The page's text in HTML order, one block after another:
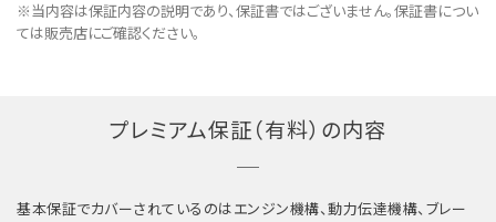
※当内容は保証内容の説明であり、保証書ではございません。保証書につい
ては販売店にご確認ください。
プレミアム保証（有料）の内容
基本保証でカバーされているのはエンジン機構、動力伝達機構、ブレー